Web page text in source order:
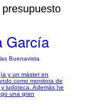
presupuesto
García
Buenavista
y un máster en
como monitora de
ludoteca. Además he
una gran